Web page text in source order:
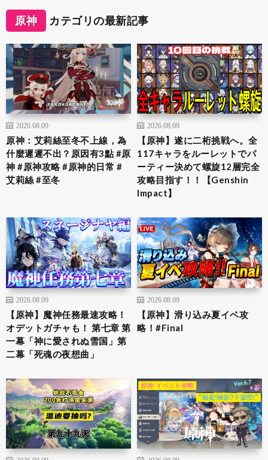
原神 カテゴリの最新記事
2026.08.09
原神：艾莉絲至冬不上線，為
什麼遲遲不出？原因有3點 #原
神 #原神攻略 #原神的日常 #
艾莉絲 #至冬
2026.08.09
【原神】遂に二桁挑戦へ。全
117キャラをルーレットでパ
ーティー決めて螺旋12層完全
攻略目指す！！【Genshin
Impact】
2026.08.09
【原神】魔神任務最速攻略！
オデットガチャも！ 第七章 第
一幕「神に愛されぬ雪国」第
二幕「死魂の夜想曲」
2026.08.09
【原神】滑り込み夏イベ攻
略！#Final